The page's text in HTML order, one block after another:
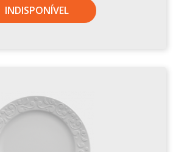
INDISPONÍVEL